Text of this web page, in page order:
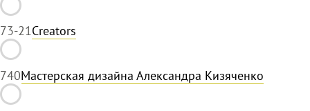
73-21Creators
740Мастерская дизайна Александра Кизяченко